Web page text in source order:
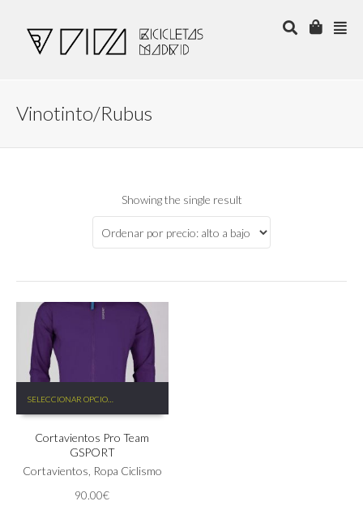
Vinotinto/Rubus
Showing the single result
SELECCIONAR OPCIONES
producto
múltiples
Las
Cortavientos Pro Team
GSPORT
Cortavientos, Ropa Ciclismo
90.00€